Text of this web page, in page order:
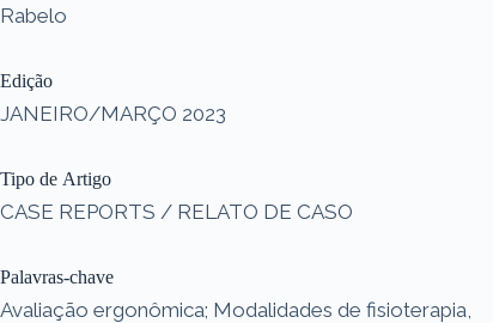
Rabelo
Edição
JANEIRO/MARÇO 2023
Tipo de Artigo
CASE REPORTS / RELATO DE CASO
Palavras-chave
Avaliação ergonômica; Modalidades de fisioterapia,